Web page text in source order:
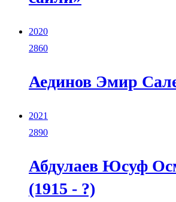
2020
2860
Аединов Эмир
2021
2890
Абдулаев Юсуф
(1915 - ?)